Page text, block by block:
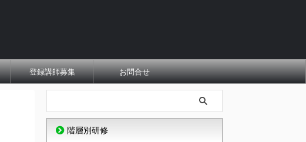
登録講師募集 お問合せ
階層別研修